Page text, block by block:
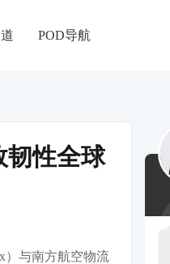
POD导航
韧性全球
）与南方航空物流